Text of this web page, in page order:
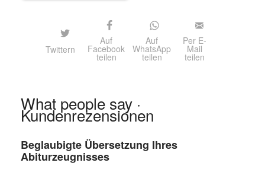
Twittern
Auf
Facebook
teilen
Auf
WhatsApp
teilen
Per E-
Mail
teilen
What people say ·
Kundenrezensionen
Beglaubigte Übersetzung Ihres
Abiturzeugnisses